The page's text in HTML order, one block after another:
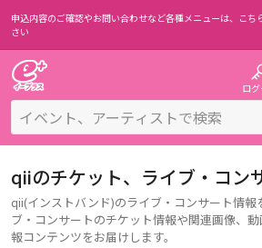
申込内容のご確認やお問い合わせなど各種メニューは、 こち
さい
ロ
qiiのチケット、ライブ・コン
qii(インストバンド)のライブ・コンサート情報
ブ・コンサートのチケット情報や関連画像、
報コンテンツをお届けします。